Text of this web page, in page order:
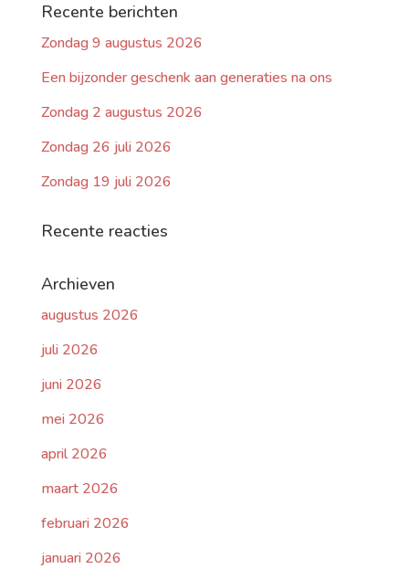
Recente berichten
Zondag 9 augustus 2026
Een bijzonder geschenk aan generaties na ons
Zondag 2 augustus 2026
Zondag 26 juli 2026
Zondag 19 juli 2026
Recente reacties
Archieven
augustus 2026
juli 2026
juni 2026
mei 2026
april 2026
maart 2026
februari 2026
januari 2026